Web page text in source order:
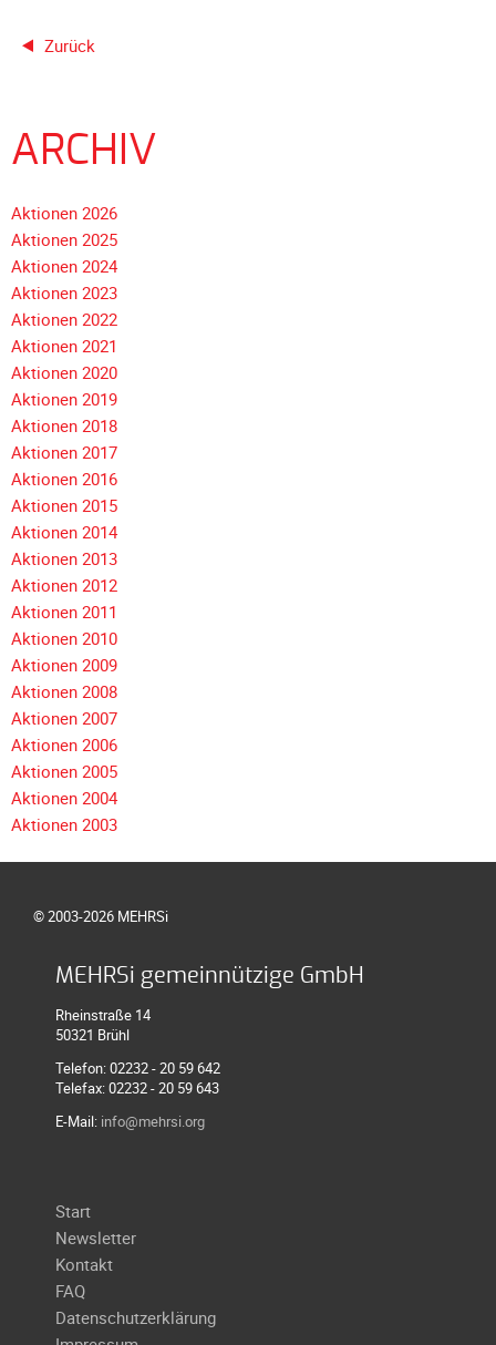
2016
2015
Galerie
2014
Galerie
2013
Galerie
2012
Galerie
2011
Galerie
2010
Galerie
2009
Galerie
2008
Galerie
2007
Galerie
2006
Galerie
2005
Galerie
Videos
Auszeichnung
Zurück
ARCHIV
Aktionen 2026
Aktionen 2025
Aktionen 2024
Aktionen 2023
Aktionen 2022
Aktionen 2021
Aktionen 2020
Aktionen 2019
Aktionen 2018
Navigation
überspringen
Aktionen 2017
Aktionen 2016
Aktionen 2015
Aktionen 2014
Aktionen 2013
Aktionen 2012
Aktionen 2011
Aktionen 2010
Aktionen 2009
Aktionen 2008
Aktionen 2007
Aktionen 2006
Aktionen 2005
Aktionen 2004
Aktionen 2003
© 2003-2026 MEHRSi
MEHRSi gemeinnützige GmbH
Rheinstraße 14
50321 Brühl
Telefon: 02232 - 20 59 642
Telefax: 02232 - 20 59 643
E-Mail: info@mehrsi.org
Navigation
überspringen
Start
Newsletter
Kontakt
FAQ
Datenschutzerklärung